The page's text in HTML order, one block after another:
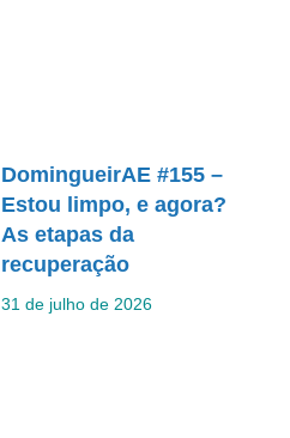
DomingueirAE #155 –
Estou limpo, e agora?
As etapas da
recuperação
31 de julho de 2026